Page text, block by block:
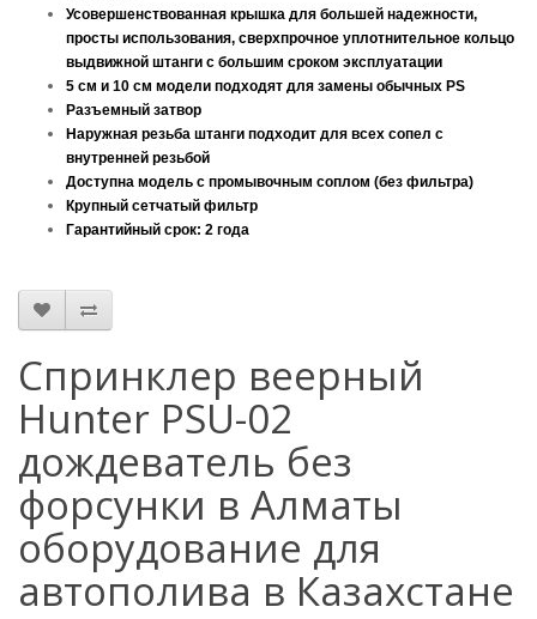
Усовершенствованная крышка для большей надежности,
просты использования, сверхпрочное уплотнительное кольцо
выдвижной штанги с большим сроком эксплуатации
5 см и 10 см модели подходят для замены обычных PS
Разъемный затвор
Наружная резьба штанги подходит для всех сопел с
внутренней резьбой
Доступна модель с промывочным соплом (без фильтра)
Крупный сетчатый фильтр
Гарантийный срок: 2 года
Спринклер веерный
Hunter PSU-02
дождеватель без
форсунки в Алматы
оборудование для
автополива в Казахстане